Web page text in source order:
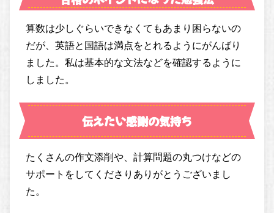
算数は少しぐらいできなくてもあまり困らないの
だが、英語と国語は満点をとれるようにがんばり
ました。私は基本的な文法などを確認するように
しました。
伝えたい感謝の気持ち
たくさんの作文添削や、計算問題の丸つけなどの
サポートをしてくださりありがとうございまし
た。